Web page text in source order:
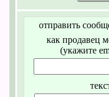
отправить
как продавец
(укажите